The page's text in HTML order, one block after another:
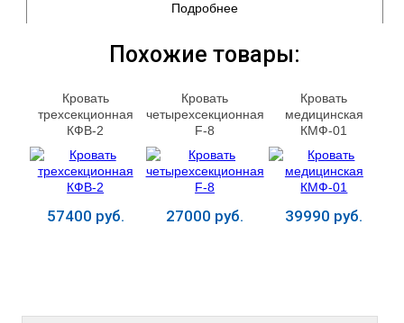
Подробнее
Похожие товары:
Кровать
трехсекционная
КФВ‑2
57400 руб.
Кровать
четырехсекционная
F-8
27000 руб.
Кровать
медицинская
КМФ-01
39990 руб.